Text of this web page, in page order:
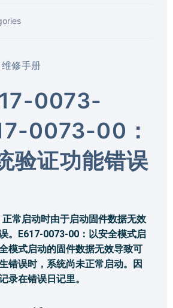
维修手册
0073-
0073-00：
验证功能错误
常启动时由于启动固件数据无效
。E617-0073-00：以安全模式启
模式启动的固件数据无效导致可
错误时，系统尚未正常启动。因
录在错误日记里。